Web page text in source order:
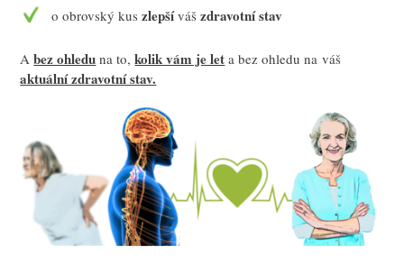
o obrovský kuszlepšíváš zdravotní stav
Abez ohledu na to,kolik vám je let a bez ohledu na váš
aktuální zdravotní stav.